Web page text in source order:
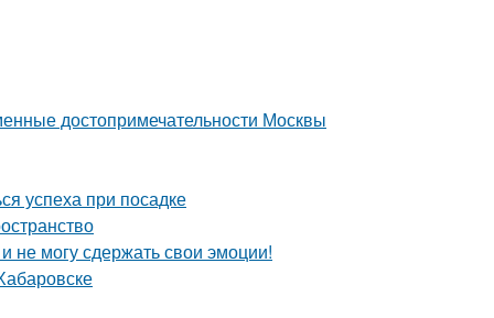
достопримечательности Москвы
успеха при посадке
не могу сдержать свои эмоции!